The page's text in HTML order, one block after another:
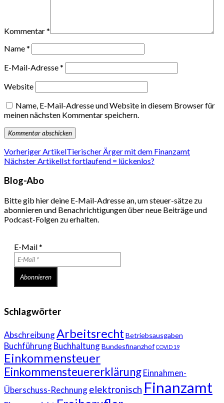
Kommentar*
Name*
E-Mail-Adresse*
Website
Name, E-Mail-Adresse und Website in diesem Browser für
meinen nächsten Kommentar speichern.
Vorheriger ArtikelTierischer Ärger mit dem Finanzamt
Nächster ArtikelIst fortlaufend = lückenlos?
Blog-Abo
Bitte gib hier deine E-Mail-Adresse an, um steuer-sätze zu
abonnieren und Benachrichtigungen über neue Beiträge und
Podcast-Folgen zu erhalten.
E-Mail*
Schlagwörter
AbschreibungArbeitsrechtBetriebsausgaben
BuchführungBuchhaltungBundesfinanzhof COVID 19
Einkommensteuer
EinkommensteuererklärungEinnahmen-
Überschuss-Rechnungelektronisch Finanzamt